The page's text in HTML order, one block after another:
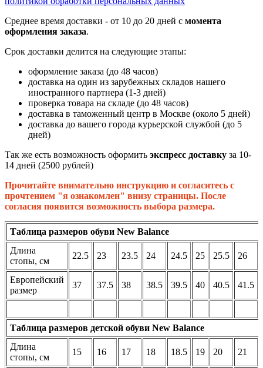
Среднее время доставки - от 10 до 20 дней с момента
оформления заказа.
Срок доставки делится на следующие этапы:
оформление заказа (до 48 часов)
доставка на один из зарубежных складов нашего
иностранного партнера (1-3 дней)
проверка товара на складе (до 48 часов)
доставка в таможенный центр в Москве (около 5 дней)
доставка до вашего города курьерской службой (до 5
дней)
Так же есть возможность оформить экспресс доставку за 10-
14 дней (2500 рублей)
Прочитайте внимательно инструкцию и согласитесь с
прочтением "я ознакомлен" внизу страницы. После
согласия появится возможность выбора размера.
Таблица размеров обуви New Balance
Длина
стопы, см
22.5 23 23.5 24 24.5 25 25.5 26
Европейский
размер
37 37.5 38 38.5 39.5 40 40.5 41.5
Таблица размеров детской обуви New Balance
Длина
стопы, см
15 16 17 18 18.5 19 20 21